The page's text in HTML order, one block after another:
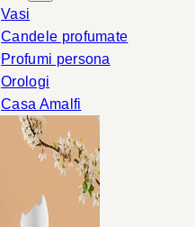
Vasi
Candele profumate
Profumi persona
Orologi
Casa Amalfi